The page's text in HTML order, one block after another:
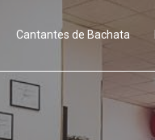
Cantantes de Bachata